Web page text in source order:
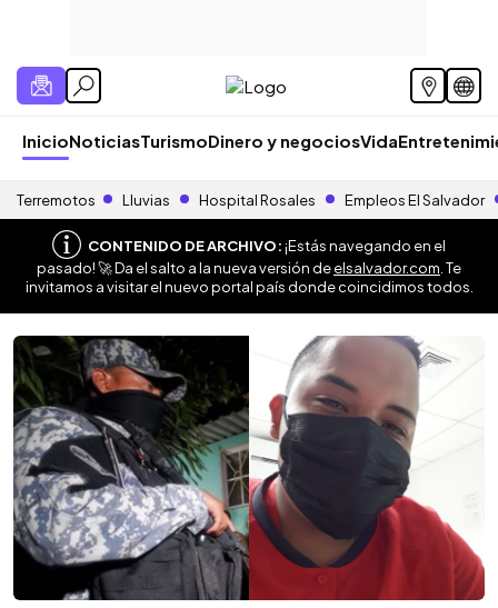
InicioNoticiasTurismoDinero y negociosVida
Terremotos Lluvias Hospital Rosales Empleos El Salvador
CONTENIDO DE ARCHIVO:¡Estás navegando en el
pasado! 🚀 Da el salto a la nueva versión deelsalvador.com . Te
invitamos a visitar el nuevo portal país donde coincidimos todos.